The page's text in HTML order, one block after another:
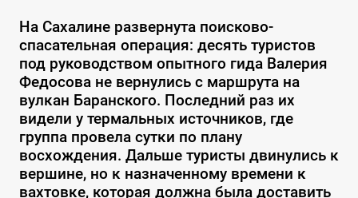
На Сахалине развернута поисково-
спасательная операция: десять туристов
под руководством опытного гида Валерия
Федосова не вернулись с маршрута на
вулкан Баранского. Последний раз их
видели у термальных источников, где
группа провела сутки по плану
восхождения. Дальше туристы двинулись к
вершине, но к назначенному времени к
вахтовке, которая должна была доставить